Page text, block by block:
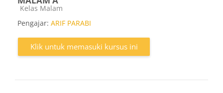
Kategori kursus
Kelas Malam
Pengajar: ARIF PARABI
Klik untuk memasuki kursus ini